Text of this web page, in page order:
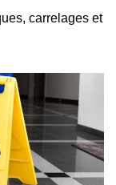
carrelages et